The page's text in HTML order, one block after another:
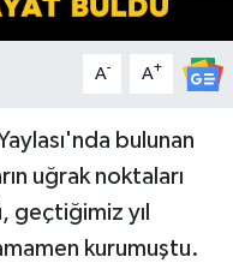
A- A+
bulunan
uğrak noktaları
geçtiğimiz yıl
kurumuştu.